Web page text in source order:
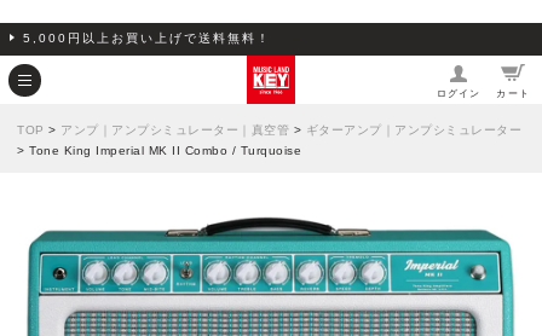
5,000円以上お買い上げで送料無料！
ログイン カート
TOP > アンプ｜アンプシミュレーター｜真空管 > ギターアンプ｜アンプシミュレーター
> Tone King Imperial MK II Combo / Turquoise